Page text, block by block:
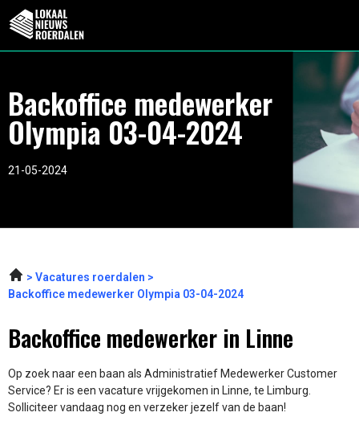
Backoffice medewerker
Olympia 03-04-2024
21-05-2024
Vacatures roerdalen
Backoffice medewerker Olympia 03-04-2024
Backoffice medewerker in Linne
Op zoek naar een baan als Administratief Medewerker Customer
Service? Er is een vacature vrijgekomen in Linne, te Limburg.
Solliciteer vandaag nog en verzeker jezelf van de baan!